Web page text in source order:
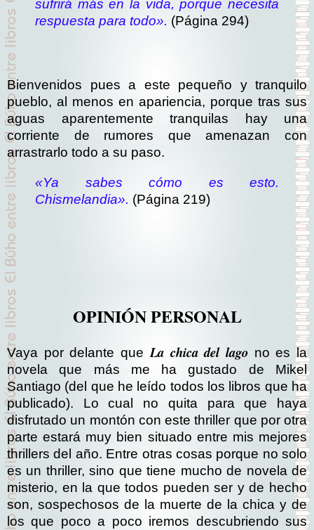
sufrirá más en la vida, porque necesita
respuesta para todo». (Página 294)
Bienvenidos pues a este pequeño y tranquilo
pueblo, al menos en apariencia, porque tras sus
aguas aparentemente tranquilas hay una
corriente de rumores que amenazan con
arrastrarlo todo a su paso.
«Ya sabes cómo es esto.
Chismelandia». (Página 219)
OPINIÓN PERSONAL
Vaya por delante queLa chica del lagono es la
novela que más me ha gustado de Mikel
Santiago (del que he leído todos los libros que ha
publicado). Lo cual no quita para que haya
disfrutado un montón con este thriller que por otra
parte estará muy bien situado entre mis mejores
thrillers del año. Entre otras cosas porque no solo
es un thriller, sino que tiene mucho de novela de
misterio, en la que todos pueden ser y de hecho
son, sospechosos de la muerte de la chica y de
los que poco a poco iremos descubriendo sus